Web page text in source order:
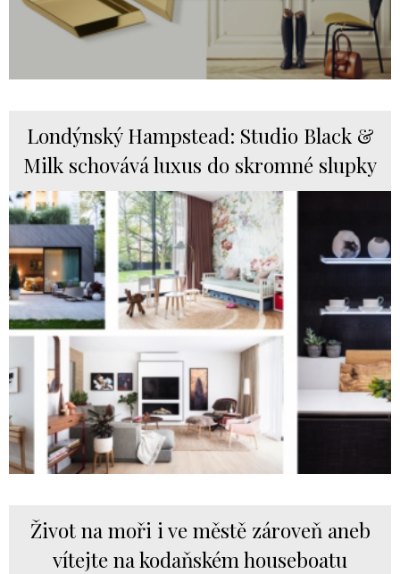
Londýnský Hampstead: Studio Black &
Milk schovává luxus do skromné slupky
Život na moři i ve městě zároveň aneb
vítejte na kodaňském houseboatu